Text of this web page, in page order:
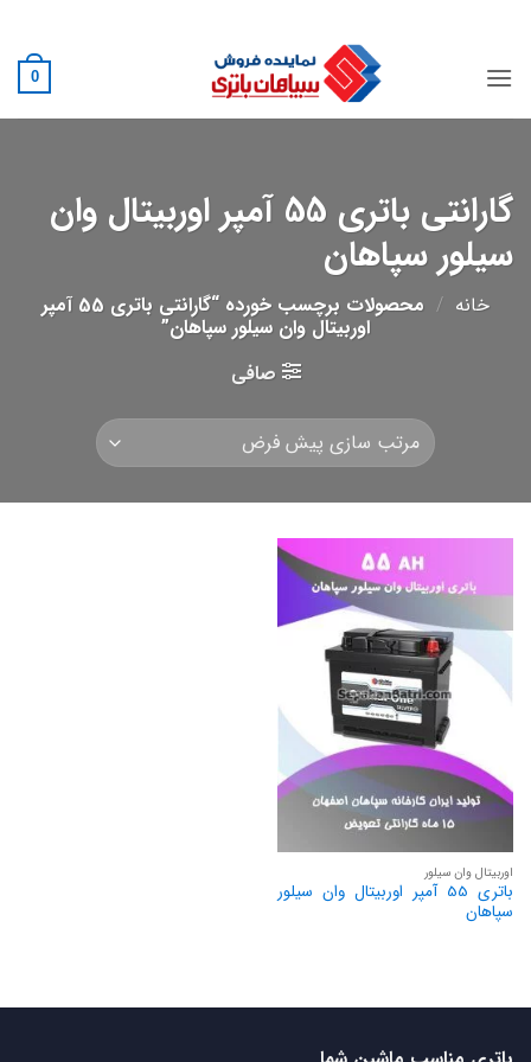
content
0
گارانتی باتری 55 آمپر اوربیتال وان
سیلور سپاهان
خانه / محصولات برچسب خورده “گارانتی باتری 55 آمپر
اوربیتال وان سیلور سپاهان”
صافی
اوربیتال وان سیلور
باتری 55 آمپر اوربیتال وان سیلور
سپاهان